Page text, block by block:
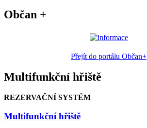
Občan +
Přejít do portálu Občan+
Multifunkční hřiště
REZERVAČNÍ SYSTÉM
Multifunkční hřiště